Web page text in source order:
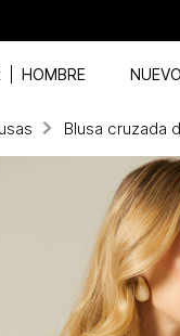
HOMBRE NUEVO
Blusa cruzada